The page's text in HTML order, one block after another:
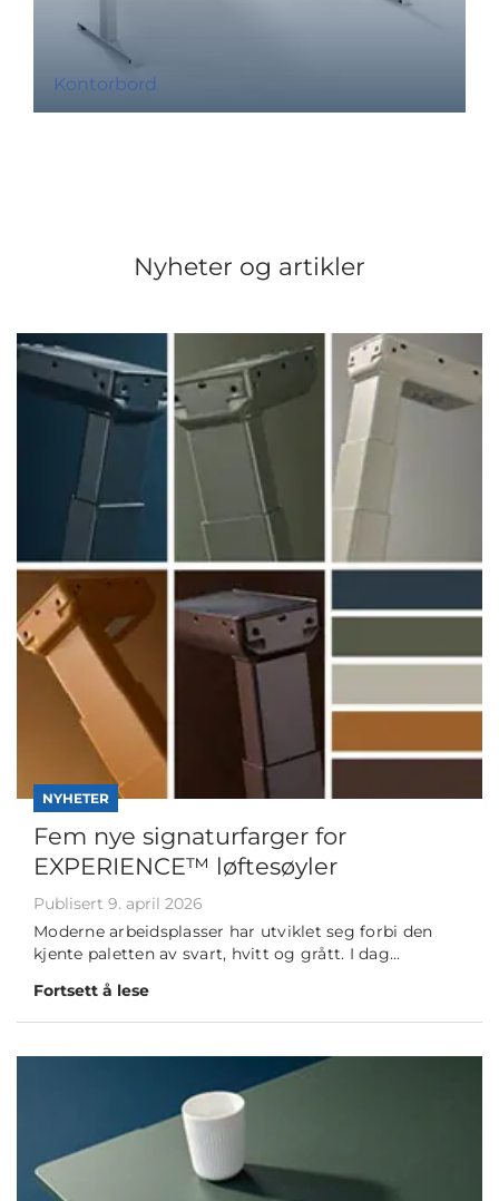
Kontorbord
Nyheter og artikler
NYHETER
Fem nye signaturfarger for
EXPERIENCE™ løftesøyler
Publisert 9. april 2026
Moderne arbeidsplasser har utviklet seg forbi den
kjente paletten av svart, hvitt og grått. I dag...
Fortsett å lese